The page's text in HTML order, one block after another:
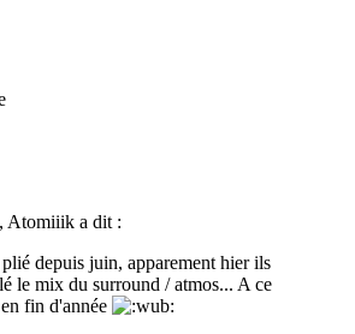
Atomiiik a dit :
depuis juin, apparement hier ils
le mix du surround / atmos... A ce
fin d'année